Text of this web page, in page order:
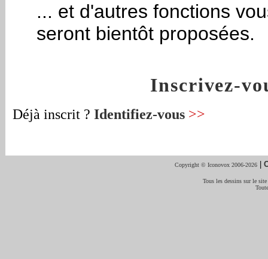
... et d'autres fonctions
seront bientôt proposées.
Inscrivez-
Déjà inscrit ? Identifiez-vous >>
Copyright © Iconovox 2006-2026 |
Tous les dessins sur le